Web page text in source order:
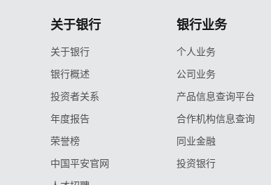
关于银行
关于银行
银行概述
投资者关系
年度报告
荣誉榜
中国平安官网
银行业务
个人业务
公司业务
产品信息查询平台
合作机构信息查询
同业金融
投资银行